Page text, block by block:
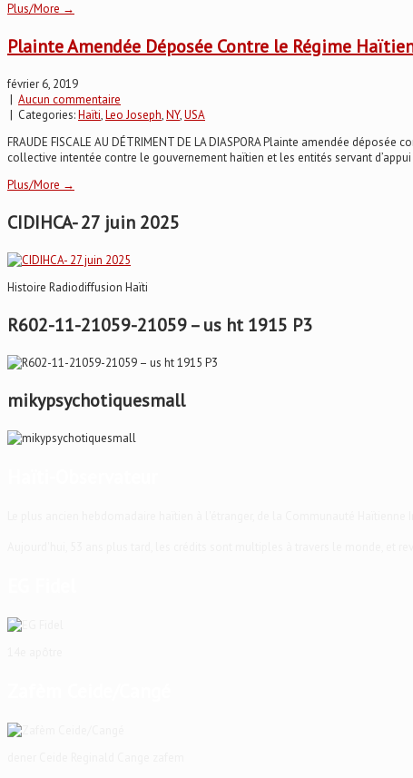
Plus/More →
Plainte Amendée Déposée Contre le Régime
février 6, 2019
| Aucun commentaire
| Categories:Haïti,Leo Joseph,NY,USA
FRAUDE FISCALE AU DÉTRIMENT DE LA DIASPORA Plainte amendée
collective intentée contre le gouvernement haïtien et les entités servant
Plus/More →
CIDIHCA- 27 juin 2025
Histoire Radiodiffusion Haïti
R602-11-21059-21059 – us ht 1915 P3
mikypsychotiquesmall